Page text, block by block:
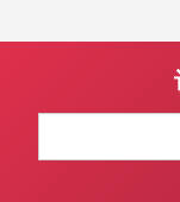
电
邮